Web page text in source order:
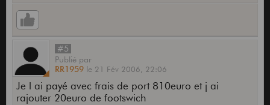
#5
Publié par
RR1959 le 21 Fév 2006, 22:06
Je l ai payé avec frais de port 810euro et j ai
rajouter 20euro de footswich